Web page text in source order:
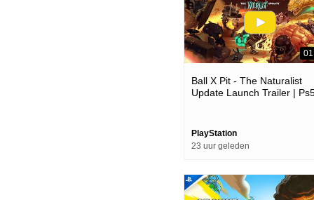
Ball X Pit - The Naturalist
Update Launch Trailer |
PlayStation
23 uur geleden